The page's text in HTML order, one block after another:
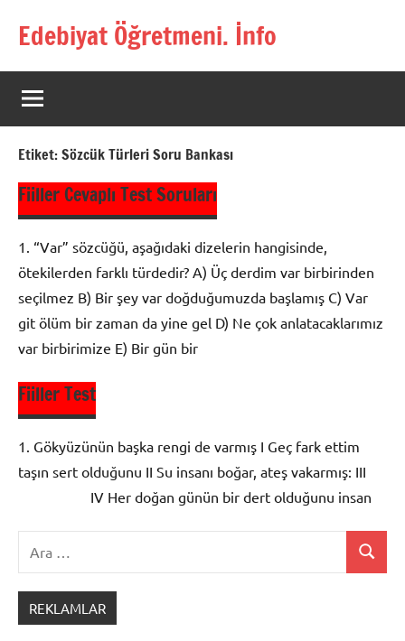
Edebiyat Öğretmeni. İnfo
Türkçe,
Türk
Dili
ve
Öğretmenlerinin
Sitesi
Etiket:Sözcük Türleri Soru Bankası
Fiiller Cevaplı Test Soruları
1. “Var” sözcüğü, aşağıdaki dizelerin hangisinde,
ötekilerden farklı türdedir? A) Üç derdim var birbirinden
seçilmez B) Bir şey var doğduğumuzda başlamış C) Var
git ölüm bir zaman da yine gel D) Ne çok anlatacaklarımız
var birbirimize E) Bir gün bir
Dil ve
Anlatım
Bankası
Fiiller Test
1. Gökyüzünün başka rengi de varmış I Geç fark ettim
taşın sert olduğunu II Su insanı boğar, ateş vakarmış: III
IV Her doğan günün bir dert olduğunu insan
Soru
Bankası
Ara
REKLAMLAR